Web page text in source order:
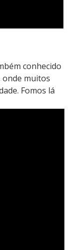
conhecido
onde muitos
Fomos lá